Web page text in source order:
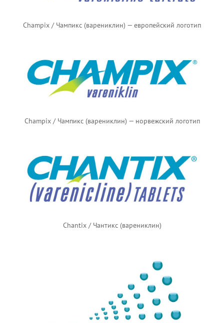
Champix / Чампикс (варениклин) — европейский логотип
Champix / Чампикс (варениклин) — норвежский логотип
Chantix / Чантикс (варениклин)